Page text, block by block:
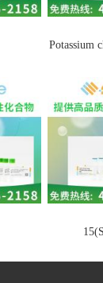
Potassium